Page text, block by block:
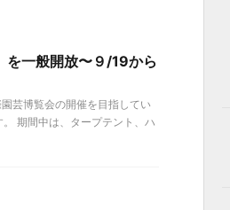
を一般開放〜９/19から
芸博覧会の開催を目指してい
期間中は、タープテント、ハ